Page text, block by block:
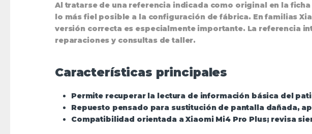
Al tratarse de una referencia indicada como original en la
lo más fiel posible a la configuración de fábrica. En familias
versión correcta es especialmente importante. La referencia
reparaciones y consultas de taller.
Características principales
Permite recuperar la lectura de información básica del
Repuesto pensado para sustitución de pantalla dañada,
Compatibilidad orientada a Xiaomi Mi4 Pro Plus; revisa